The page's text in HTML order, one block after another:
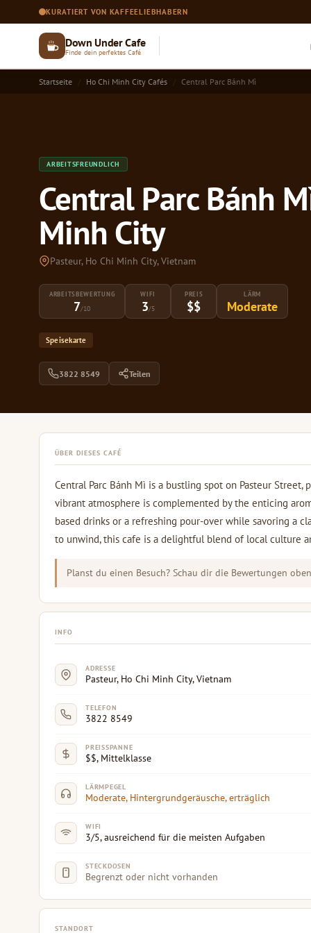
KURATIERT VON KAFFEELIEBHABERN
Down Under Cafe
Finde dein perfektes Café
Startseite Ho Chi Minh City Cafés Central Parc Bánh Mì
ARBEITSFREUNDLICH
Central Parc Bánh
Minh City
Pasteur, Ho Chi Minh City, Vietnam
ARBEITSBEWERTUNG
7/10
WIFI
3/5
PREIS
$$
LÄRM
Moderate
Speisekarte
3822 8549 Teilen
ÜBER DIESES CAFÉ
Central Parc Bánh Mì is a bustling spot on Pasteur
vibrant atmosphere is complemented by the enticing
based drinks or a refreshing pour-over while savoring a
to unwind, this cafe is a delightful blend of local culture
Planst du einen Besuch? Schau dir die Bewertungen
INFO
ADRESSE
Pasteur, Ho Chi Minh City, Vietnam
TELEFON
3822 8549
PREISSPANNE
$$, Mittelklasse
LÄRMPEGEL
Moderate, Hintergrundgeräusche, erträglich
WIFI
3/5, ausreichend für die meisten Aufgaben
STECKDOSEN
Begrenzt oder nicht vorhanden
STANDORT